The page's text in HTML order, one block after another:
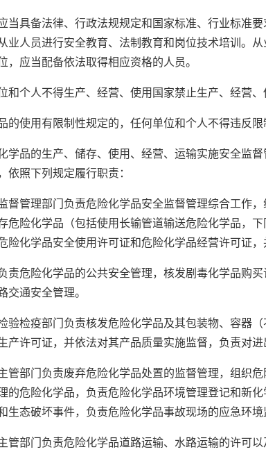
具备法律、行政法规规定和国家标准、行业标准要
业人员进行安全教育、法制教育和岗位技术培训。
，应当配备依法取得相应资格的人员。
人不得生产、经营、使用国家禁止生产、经营、
使用有限制性规定的，任何单位和个人不得违反限
的生产、储存、使用、经营、运输实施安全监督
照下列规定履行职责：
管理部门负责危险化学品安全监督管理综合工作，
危险化学品（包括使用长输管道输送危险化学品，
险化学品安全使用许可证和危险化学品经营许可证，
危险化学品的公共安全管理，核发剧毒化学品购买
通安全管理。
检疫部门负责核发危险化学品及其包装物、容器（
产许可证，并依法对其产品质量实施监督，负责对进
部门负责废弃危险化学品处置的监督管理，组织危
的危险化学品，负责危险化学品环境管理登记和新
生态破坏事件，负责危险化学品事故现场的应急环境
部门负责危险化学品道路运输、水路运输的许可以